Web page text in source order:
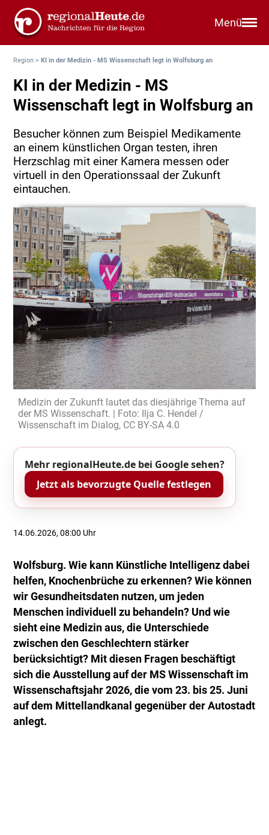
Menü
Region >KI in der Medizin - MS Wissenschaft legt in Wolfsburg an
KI in der Medizin - MS
Wissenschaft legt in Wolfsburg an
Besucher können zum Beispiel Medikamente
an einem künstlichen Organ testen, ihren
Herzschlag mit einer Kamera messen oder
virtuell in den Operationssaal der Zukunft
eintauchen.
Medizin der Zukunft lautet das diesjährige Thema auf
der MS Wissenschaft. | Foto: Ilja C. Hendel /
Wissenschaft im Dialog, CC BY-SA 4.0
Mehr regionalHeute.de bei Google sehen?
Jetzt als bevorzugte Quelle festlegen
14.06.2026, 08:00 Uhr
Wolfsburg. Wie kann Künstliche Intelligenz dabei
helfen, Knochenbrüche zu erkennen? Wie können
wir Gesundheitsdaten nutzen, um jeden
Menschen individuell zu behandeln? Und wie
sieht eine Medizin aus, die Unterschiede
zwischen den Geschlechtern stärker
berücksichtigt? Mit diesen Fragen beschäftigt
sich die Ausstellung auf der MS Wissenschaft im
Wissenschaftsjahr 2026, die vom 23. bis 25. Juni
auf dem Mittellandkanal gegenüber der Autostadt
anlegt.